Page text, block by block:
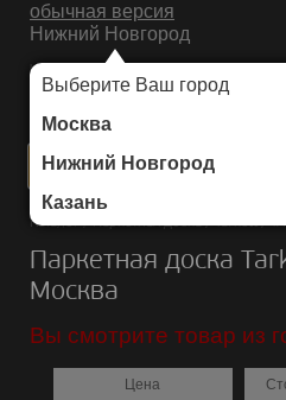
обычная версия
Нижний Новгород
Выберите Ваш город
Москва
Нижний Новгород
Казань
ИНТЕРНЕТ-МАГАЗИН НАПОЛЬНЫХ ПОКРЫТИЙ
Каталог/Паркетная доска/Tarkett/
Паркетная доска
Москва
Вы смотрите товар из
Цена